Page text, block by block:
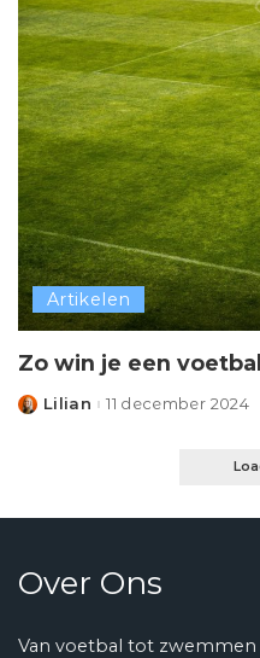
Artikelen
Zo win je een
Posted
Lilian 11 december 2024
Over Ons
Van voetbal tot zwemmen